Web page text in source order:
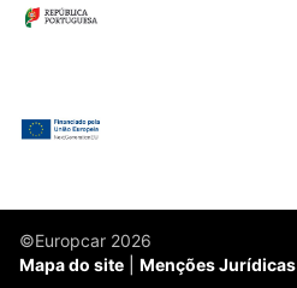
©Europcar 2026
Mapa do site
Menções Jurídicas